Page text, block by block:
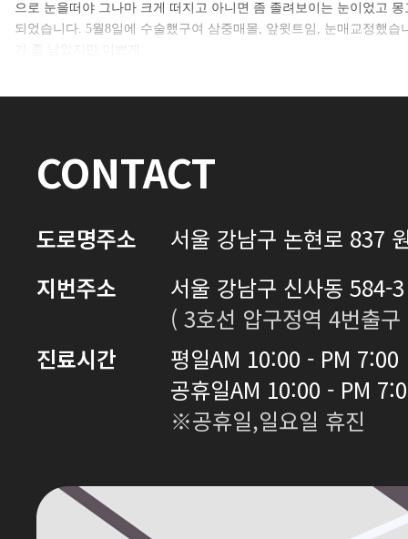
로그인 후 확인하실 수 있습니다.
으로 눈을떠야 그나마 크게 떠지고 아니면 좀 졸려보이는 눈이었고
되었습니다. 5월8일에 수술했구여 삼중매몰, 앞윗트임, 눈매교정했
가 좀 남았지만 이쁘게…
CONTACT
도로명주소
서울 강남구 논현로 837
지번주소
서울 강남구 신사동 584-
( 3호선 압구정역 4번출
진료시간
평일AM 10:00 - PM 7:00
공휴일AM 10:00 - PM
※공휴일,일요일 휴진